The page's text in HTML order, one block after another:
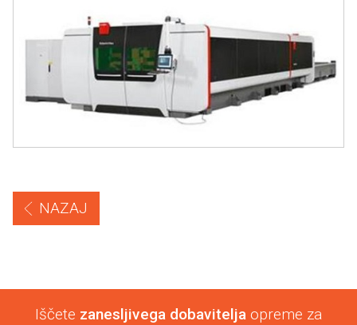
NAZAJ
Iščete zanesljivega dobavitelja opreme za